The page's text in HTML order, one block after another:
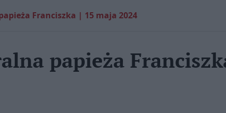
Franciszka | 15 maja 2024
papieża